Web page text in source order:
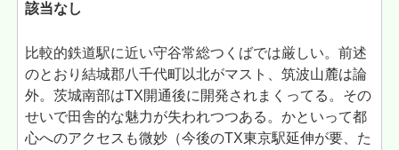
該当なし
比較的鉄道駅に近い守谷常総つくばでは厳しい。前述
のとおり結城郡八千代町以北がマスト、筑波山麓は論
外。茨城南部はTX開通後に開発されまくってる。その
せいで田舎的な魅力が失われつつある。かといって都
心へのアクセスも微妙（今後のTX東京駅延伸が要、た